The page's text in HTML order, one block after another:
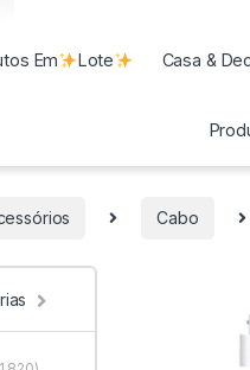
Em Lote Casa &
Cabo